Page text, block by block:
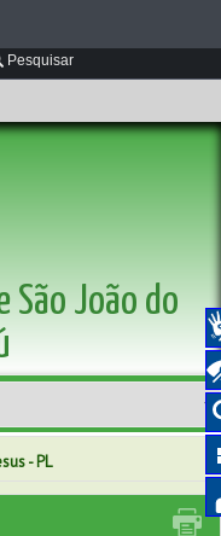
Pesquisar
São João do
- PL